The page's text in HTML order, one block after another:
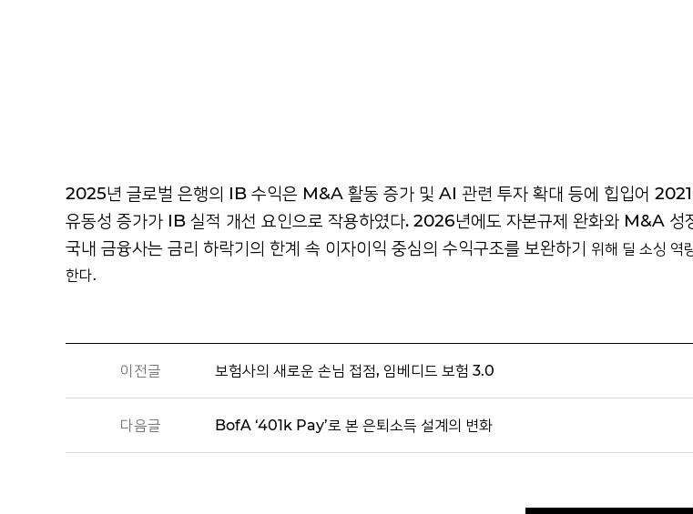
2025년 글로벌 은행의 IB 수익은 M&A 활동 증가 및 AI 관련 투자 확대 등에 힙입어
유동성 증가가 IB 실적 개선 요인으로 작용하였다. 2026년에도 자본규제 완화와 M&A
국내 금융사는 금리 하락기의 한계 속 이자이익 중심의 수익구조를 보완하기 위해 딜 소싱 역
한다.
이전글 보험사의 새로운 손님 접점, 임베디드 보험 3.0
다음글 BofA ‘401k Pay’로 본 은퇴소득 설계의 변화